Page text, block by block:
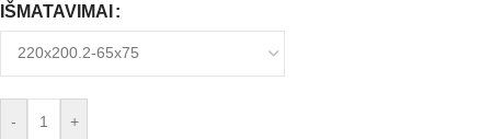
IŠMATAVIMAI
- +